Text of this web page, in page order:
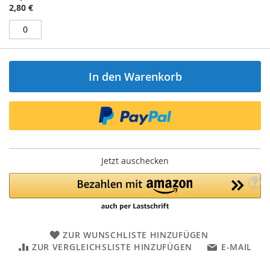
2,80 €
In den Warenkorb
Jetzt auschecken
ZUR WUNSCHLISTE HINZUFÜGEN
ZUR VERGLEICHSLISTE HINZUFÜGEN
E-MAIL